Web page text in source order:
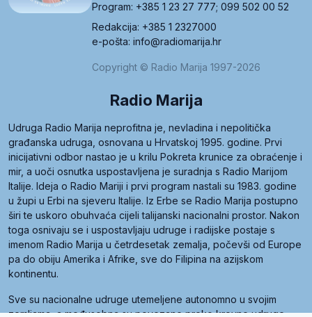
Program: +385 1 23 27 777; 099 502 00 52
Redakcija: +385 1 2327000
e-pošta: info@radiomarija.hr
Copyright © Radio Marija 1997-2026
Radio Marija
Udruga Radio Marija neprofitna je, nevladina i nepolitička
građanska udruga, osnovana u Hrvatskoj 1995. godine. Prvi
inicijativni odbor nastao je u krilu Pokreta krunice za obraćenje i
mir, a uoči osnutka uspostavljena je suradnja s Radio Marijom
Italije. Ideja o Radio Mariji i prvi program nastali su 1983. godine
u župi u Erbi na sjeveru Italije. Iz Erbe se Radio Marija postupno
širi te uskoro obuhvaća cijeli talijanski nacionalni prostor. Nakon
toga osnivaju se i uspostavljaju udruge i radijske postaje s
imenom Radio Marija u četrdesetak zemalja, počevši od Europe
pa do obiju Amerika i Afrike, sve do Filipina na azijskom
kontinentu.
Sve su nacionalne udruge utemeljene autonomno u svojim
zemljama, a međusobna su povezane preko krovne udruge